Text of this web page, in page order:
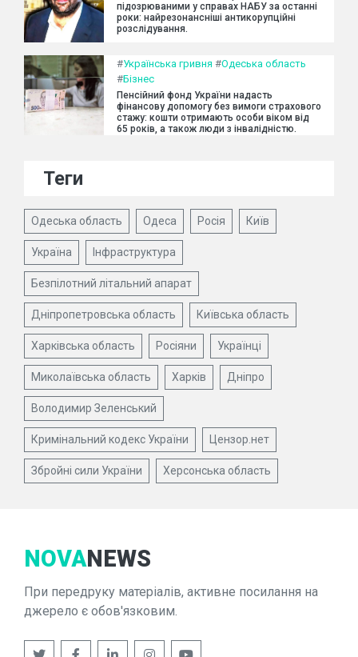
підозрюваними у справах НАБУ за останні
роки: найрезонансніші антикорупційні
розслідування.
#Українська гривня #Одеська область
#Бізнес
Пенсійний фонд України надасть
фінансову допомогу без вимоги страхового
стажу: кошти отримають особи віком від
65 років, а також люди з інвалідністю.
Теги
Одеська область Одеса Росія Київ
Україна Інфраструктура
Безпілотний літальний апарат
Дніпропетровська область Київська область
Харківська область Росіяни Українці
Миколаївська область Харків Дніпро
Володимир Зеленський
Кримінальний кодекс України Цензор.нет
Збройні сили України Херсонська область
NOVANEWS
При передруку матеріалів, активне посилання на
джерело є обов'язковим.